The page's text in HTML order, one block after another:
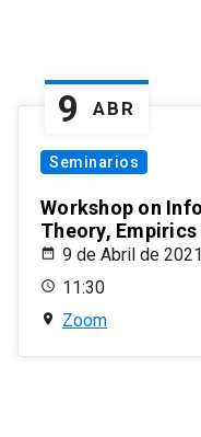
9 ABR
Seminarios
Workshop on
Theory,
9 de Abril de 2021
11:30
Zoom